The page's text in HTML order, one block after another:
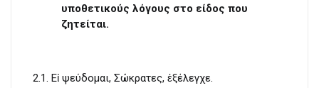
υποθετικούς λόγους στο είδος που
ζητείται.
2.1. Εἰ ψεύδομαι, Σώκρατες, ἐξέλεγχε.